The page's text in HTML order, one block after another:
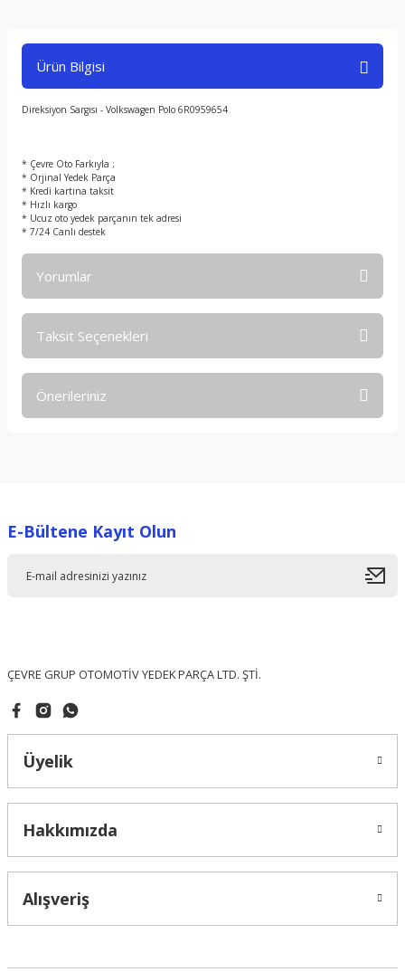
Ürün Bilgisi
Direksiyon Sargısı - Volkswagen Polo 6R0959654
* Çevre Oto Farkıyla ;
* Orjinal Yedek Parça
* Kredi kartına taksit
* Hızlı kargo
* Ucuz oto yedek parçanın tek adresi
* 7/24 Canlı destek
Yorumlar
Taksit Seçenekleri
Önerileriniz
Ürün resmi kalitesiz, bozuk veya görüntülenemiyor.
E-Bültene Kayıt Olun
ÇEVRE GRUP OTOMOTİV YEDEK PARÇA LTD. ŞTİ.
Üyelik
Hakkımızda
Alışveriş